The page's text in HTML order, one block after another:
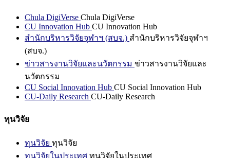
Chula DigiVerse Chula DigiVerse
CU Innovation Hub CU Innovation Hub
สำนักบริหารวิจัยจุฬาฯ (สบจ.) สำนักบริหารวิจัยจุฬาฯ
(สบจ.)
ข่าวสารงานวิจัยและนวัตกรรม ข่าวสารงานวิจัยและ
นวัตกรรม
CU Social Innovation Hub CU Social Innovation Hub
CU-Daily Research CU-Daily Research
ทุนวิจัย
ทุนวิจัย ทุนวิจัย
ทุนวิจัยในประเทศ ทุนวิจัยในประเทศ